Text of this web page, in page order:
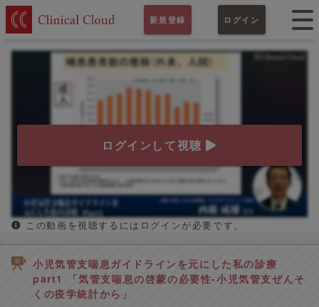
新規登録 ログイン
ログインして視聴
この動画を視聴するにはログインが必要です。
小児気管支喘息ガイドラインを元にした私の診療
part1 「気管支喘息の啓蒙の必要性-小児気管支ぜんそ
くの疫学統計から」